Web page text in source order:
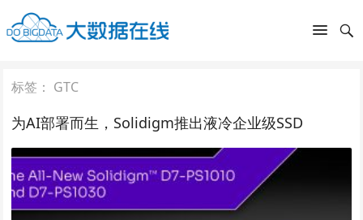
标签： GTC
为AI部署而生，Solidigm推出液冷企业级SSD